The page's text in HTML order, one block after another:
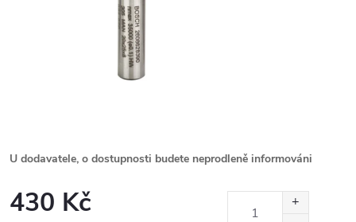
U dodavatele, o dostupnosti budete neprodleně informováni
430 Kč